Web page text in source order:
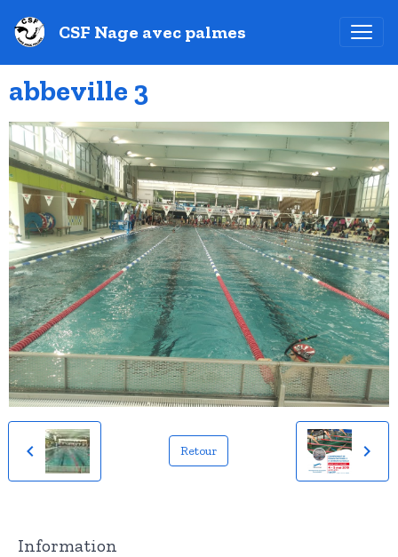
CSF Nage avec palmes
abbeville 3
Retour
Information